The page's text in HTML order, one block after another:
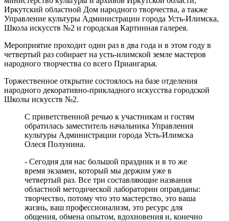
Иркутский областной Дом народного творчества, а также
Управление культуры Администрации города Усть-Илимска,
Школа искусств №2 и городская Картинная галерея.
Мероприятие проходит один раз в два года и в этом году в
четвертый раз собирает на усть-илимской земле мастеров
народного творчества со всего Приангарья.
Торжественное открытие состоялось на базе отделения
народного декоративно-прикладного искусства городской
Школы искусств №2.
С приветственной речью к участникам и гостям
обратилась заместитель начальника Управления
культуры Администрации города Усть-Илимска
Олеся Полунина.
- Сегодня для нас большой праздник и в то же
время экзамен, который мы держим уже в
четвертый раз. Все три составляющие названия
областной методической лаборатории оправданы:
творчество, потому что это мастерство, это ваша
жизнь, ваш профессионализм, это ресурс для
общения, обмена опытом, вдохновения и, конечно